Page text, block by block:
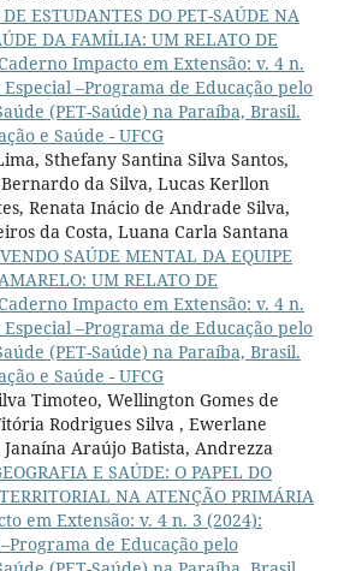
DE ESTUDANTES DO PET-SAÚDE NA
DA FAMÍLIA: UM RELATO DE
Impacto em Extensão: v. 4 n.
Especial –Programa de Educação pelo
(PET-Saúde) na Paraíba, Brasil.
e Saúde - UFCG
Sthefany Santina Silva Santos,
da Silva, Lucas Kerllon
Renata Inácio de Andrade Silva,
da Costa, Luana Carla Santana
SAÚDE MENTAL DA EQUIPE
UM RELATO DE
Impacto em Extensão: v. 4 n.
Especial –Programa de Educação pelo
(PET-Saúde) na Paraíba, Brasil.
e Saúde - UFCG
Timoteo, Wellington Gomes de
Rodrigues Silva , Ewerlane
Araújo Batista, Andrezza
E SAÚDE: O PAPEL DO
NA ATENÇÃO PRIMÁRIA
em Extensão: v. 4 n. 3 (2024):
de Educação pelo